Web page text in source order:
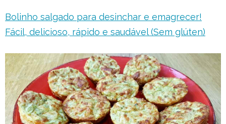
Bolinho salgado para desinchar e emagrecer!
Fácil, delicioso, rápido e saudável (Sem glúten)